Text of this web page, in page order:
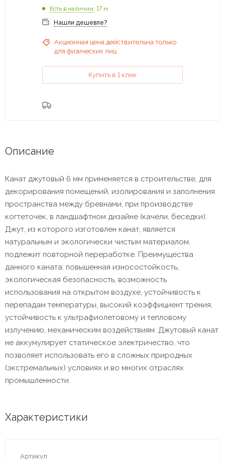
Есть в наличии: 17 м
Нашли дешевле?
Акционная цена действительна только
для физических лиц
Купить в 1 клик
Описание
Канат джутовый 6 мм применяется в строительстве, для
декорирования помещений, изолирования и заполнения
пространства между бревнами, при производстве
когтеточек, в ландшафтном дизайне (качели, беседки).
Джут, из которого изготовлен канат, является
натуральным и экологически чистым материалом,
подлежит повторной переработке. Преимущества
данного каната: повышенная износостойкость,
экологическая безопасность, возможность
использования на открытом воздухе, устойчивость к
перепадам температуры, высокий коэффициент трения,
устойчивость к ультрафиолетовому и тепловому
излучению, механическим воздействиям. Джутовый канат
не аккумулирует статическое электричество, что
позволяет использовать его в сложных природных
(экстремальных) условиях и во многих отраслях
промышленности.
Характеристики
Артикул